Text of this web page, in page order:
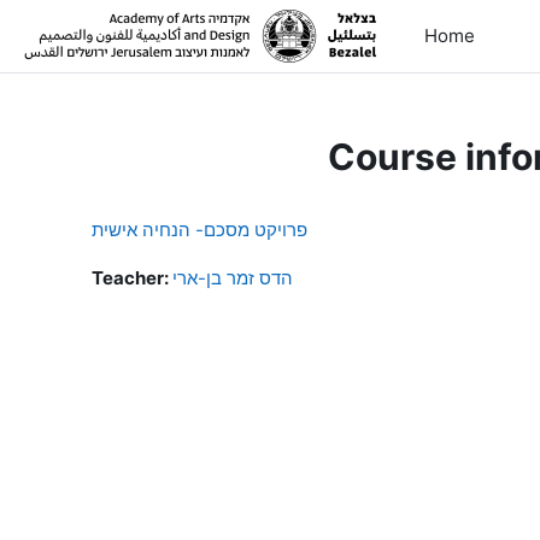
Skip to main content
Home
Course
פרויקט מסכם- הנחיה אישית
Teacher: הדס זמר בן-ארי